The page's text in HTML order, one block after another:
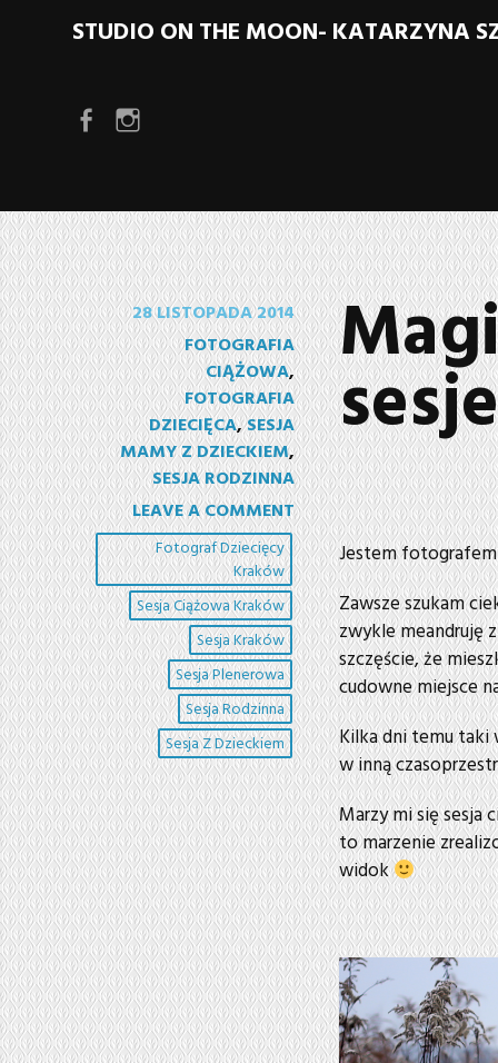
STUDIO ON THE MOON- KATARZYNA
28 LISTOPADA 2014
FOTOGRAFIA
CIĄŻOWA,
FOTOGRAFIA
DZIECIĘCA,SESJA
MAMY Z DZIECKIEM,
SESJA RODZINNA
LEAVE A COMMENT
Fotograf Dziecięcy
Kraków
Sesja Ciążowa Kraków
Sesja Kraków
Sesja Plenerowa
Sesja Rodzinna
Sesja Z Dzieckiem
Jestem
Zawsze szukam
zwykle meandruję
szczęście, że
cudowne miejsce
Kilka dni temu taki
w inną
Marzy mi się sesja
to marzenie
widok